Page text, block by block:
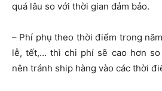
quá lâu so với thời gian đảm bảo.
– Phí phụ theo thời điểm trong
lễ, tết,… thì chi phí sẽ cao hơn so
nên tránh ship hàng vào các thời